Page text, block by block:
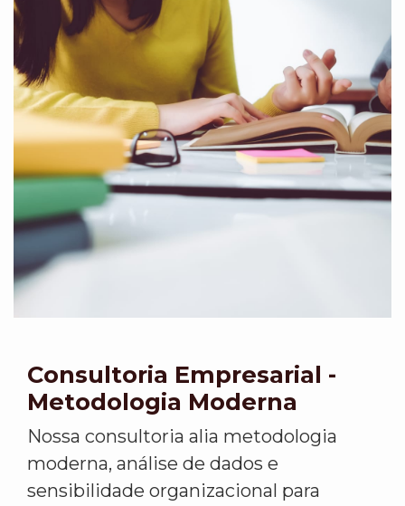
Consultoria Empresarial -
Metodologia Moderna
Nossa consultoria alia metodologia
moderna, análise de dados e
sensibilidade organizacional para